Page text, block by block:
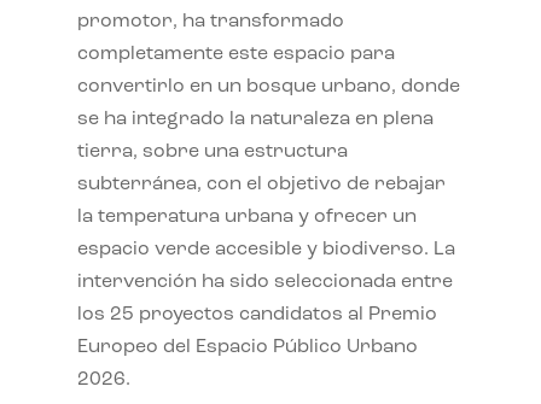
promotor, ha transformado
completamente este espacio para
convertirlo en un bosque urbano, donde
se ha integrado la naturaleza en plena
tierra, sobre una estructura
subterránea, con el objetivo de rebajar
la temperatura urbana y ofrecer un
espacio verde accesible y biodiverso. La
intervención ha sido seleccionada entre
los 25 proyectos candidatos al Premio
Europeo del Espacio Público Urbano
2026.